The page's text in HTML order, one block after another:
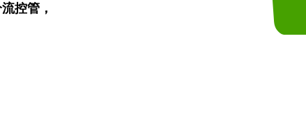
控管，